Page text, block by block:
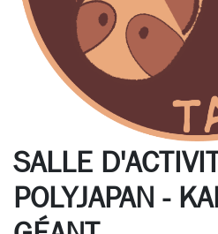
SALLE
POLYJAPAN -